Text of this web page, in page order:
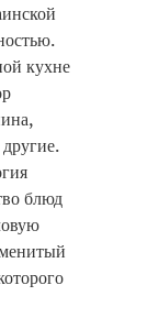
кухне
блюд